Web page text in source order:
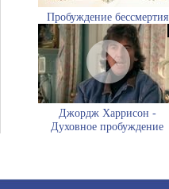
Пробуждение бессмертия
Джордж Харрисон -
Духовное пробуждение